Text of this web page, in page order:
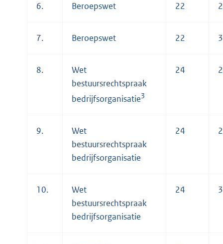
6. Beroepswet 22 2
7. Beroepswet 22 3
8.
Wet
bestuursrechtspraak
bedrijfsorganisatie3
24 2
9.
Wet
bestuursrechtspraak
bedrijfsorganisatie
24 2
10.
Wet
bestuursrechtspraak
bedrijfsorganisatie
24 3